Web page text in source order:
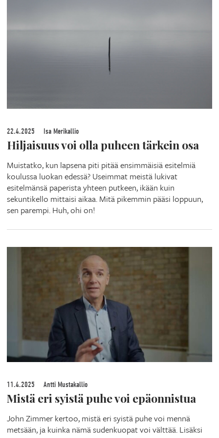
22.4.2025 Isa Merikallio
Hiljaisuus voi olla puheen tärkein osa
Muistatko, kun lapsena piti pitää ensimmäisiä esitelmiä
koulussa luokan edessä? Useimmat meistä lukivat
esitelmänsä paperista yhteen putkeen, ikään kuin
sekuntikello mittaisi aikaa. Mitä pikemmin pääsi loppuun,
sen parempi. Huh, ohi on!
11.4.2025 Antti Mustakallio
Mistä eri syistä puhe voi epäonnistua
John Zimmer kertoo, mistä eri syistä puhe voi mennä
metsään, ja kuinka nämä sudenkuopat voi välttää. Lisäksi